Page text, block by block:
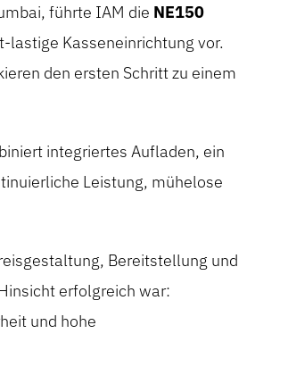
führte IAM die NE150
lastige Kasseneinrichtung vor.
den ersten Schritt zu einem
integriertes Aufladen, ein
Leistung, mühelose
Bereitstellung und
erfolgreich war:
und hohe